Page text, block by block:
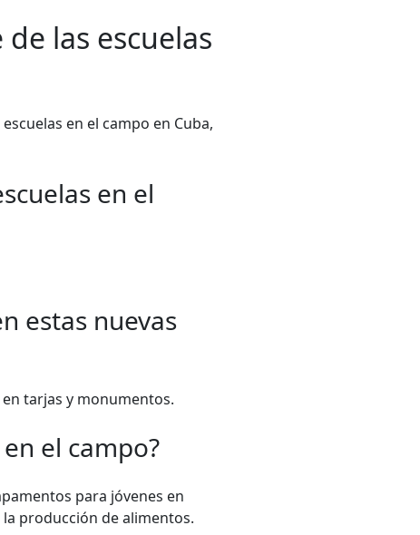
las escuelas
en el campo en Cuba,
en el
estas nuevas
tarjas y monumentos.
el campo?
para jóvenes en
producción de alimentos.